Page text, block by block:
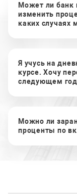
Может ли банк
изменить
каких случаях
Я учусь на
курсе. Хочу
следующем
Можно ли
проценты по